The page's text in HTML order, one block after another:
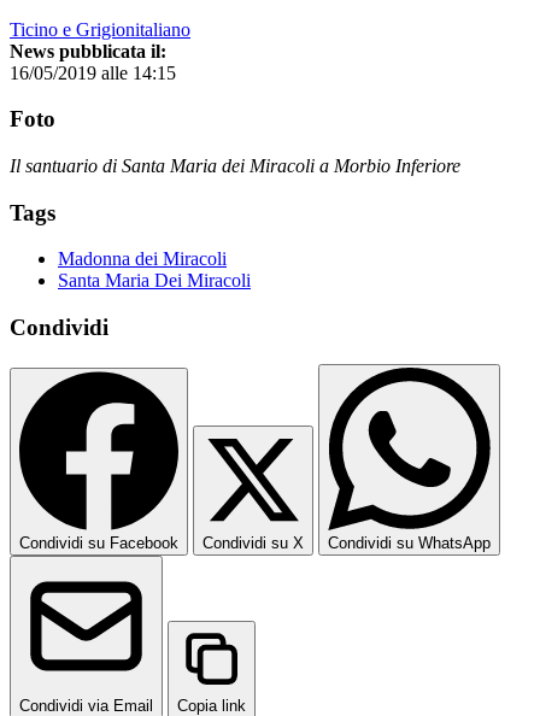
Ticino e Grigionitaliano
News pubblicata il:
16/05/2019 alle 14:15
Foto
Il santuario di Santa Maria dei Miracoli a Morbio Inferiore
Tags
Madonna dei Miracoli
Santa Maria Dei Miracoli
Condividi
Condividi su Facebook Condividi su X Condividi su WhatsApp
Condividi via Email
Copia link